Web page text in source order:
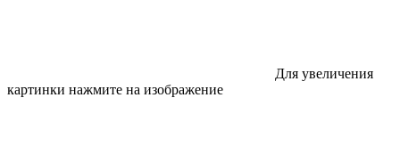
Для увеличения
картинки нажмите на изображение